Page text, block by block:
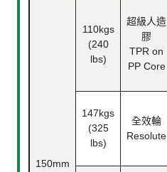
150mm
110kgs
(240
lbs)
超級人造
膠
TPR on
PP Core
147kgs
(325
lbs)
全效輪
Resolute